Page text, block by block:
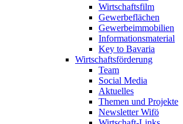
Wirtschaftsfilm
Gewerbeflächen
Gewerbeimmobilien
Informationsmaterial
Key to Bavaria
Wirtschaftsförderung
Team
Social Media
Aktuelles
Themen und Projekte
Newsletter Wifö